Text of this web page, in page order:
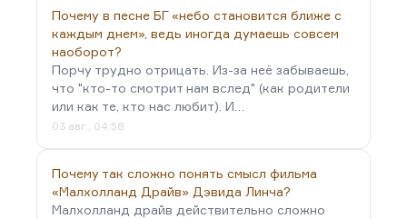
Почему в песне БГ «небо становится ближе с
каждым днем», ведь иногда думаешь совсем
наоборот?
Порчу трудно отрицать. Из-за неё забываешь,
что "кто-то смотрит нам вслед" (как родители
или как те, кто нас любит). И…
03 авг., 04:58
Почему так сложно понять смысл фильма
«Малхолланд Драйв» Дэвида Линча?
Малхолланд драйв действительно сложно